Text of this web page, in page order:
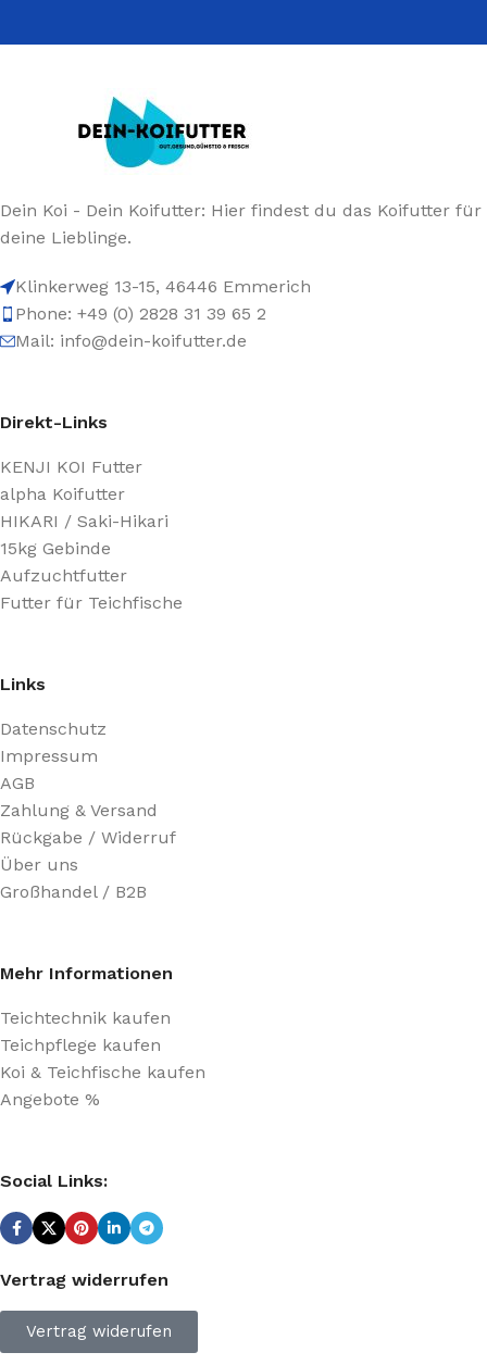
Dein Koi - Dein Koifutter: Hier findest du das Koifutter für
deine Lieblinge.
Klinkerweg 13-15, 46446 Emmerich
Phone: +49 (0) 2828 31 39 65 2
Mail: info@dein-koifutter.de
Direkt-Links
KENJI KOI Futter
alpha Koifutter
HIKARI / Saki-Hikari
15kg Gebinde
Aufzuchtfutter
Futter für Teichfische
Links
Datenschutz
Impressum
AGB
Zahlung & Versand
Rückgabe / Widerruf
Über uns
Großhandel / B2B
Mehr Informationen
Teichtechnik kaufen
Teichpflege kaufen
Koi & Teichfische kaufen
Angebote %
Social Links:
Vertrag widerrufen
Vertrag widerufen